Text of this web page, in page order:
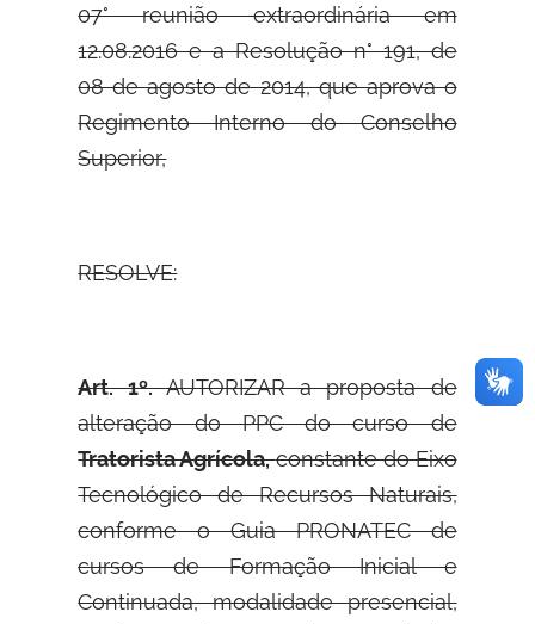
07° reunião extraordinária em
12.08.2016 e a Resolução n° 191, de
08 de agosto de 2014, que aprova o
Regimento Interno do Conselho
Superior,
RESOLVE:
Art. 1º.AUTORIZAR a proposta de
alteração do PPC do curso de
Tratorista Agrícola,constante do Eixo
Tecnológico de Recursos Naturais,
conforme o Guia PRONATEC de
cursos de Formação Inicial e
Continuada, modalidade presencial,